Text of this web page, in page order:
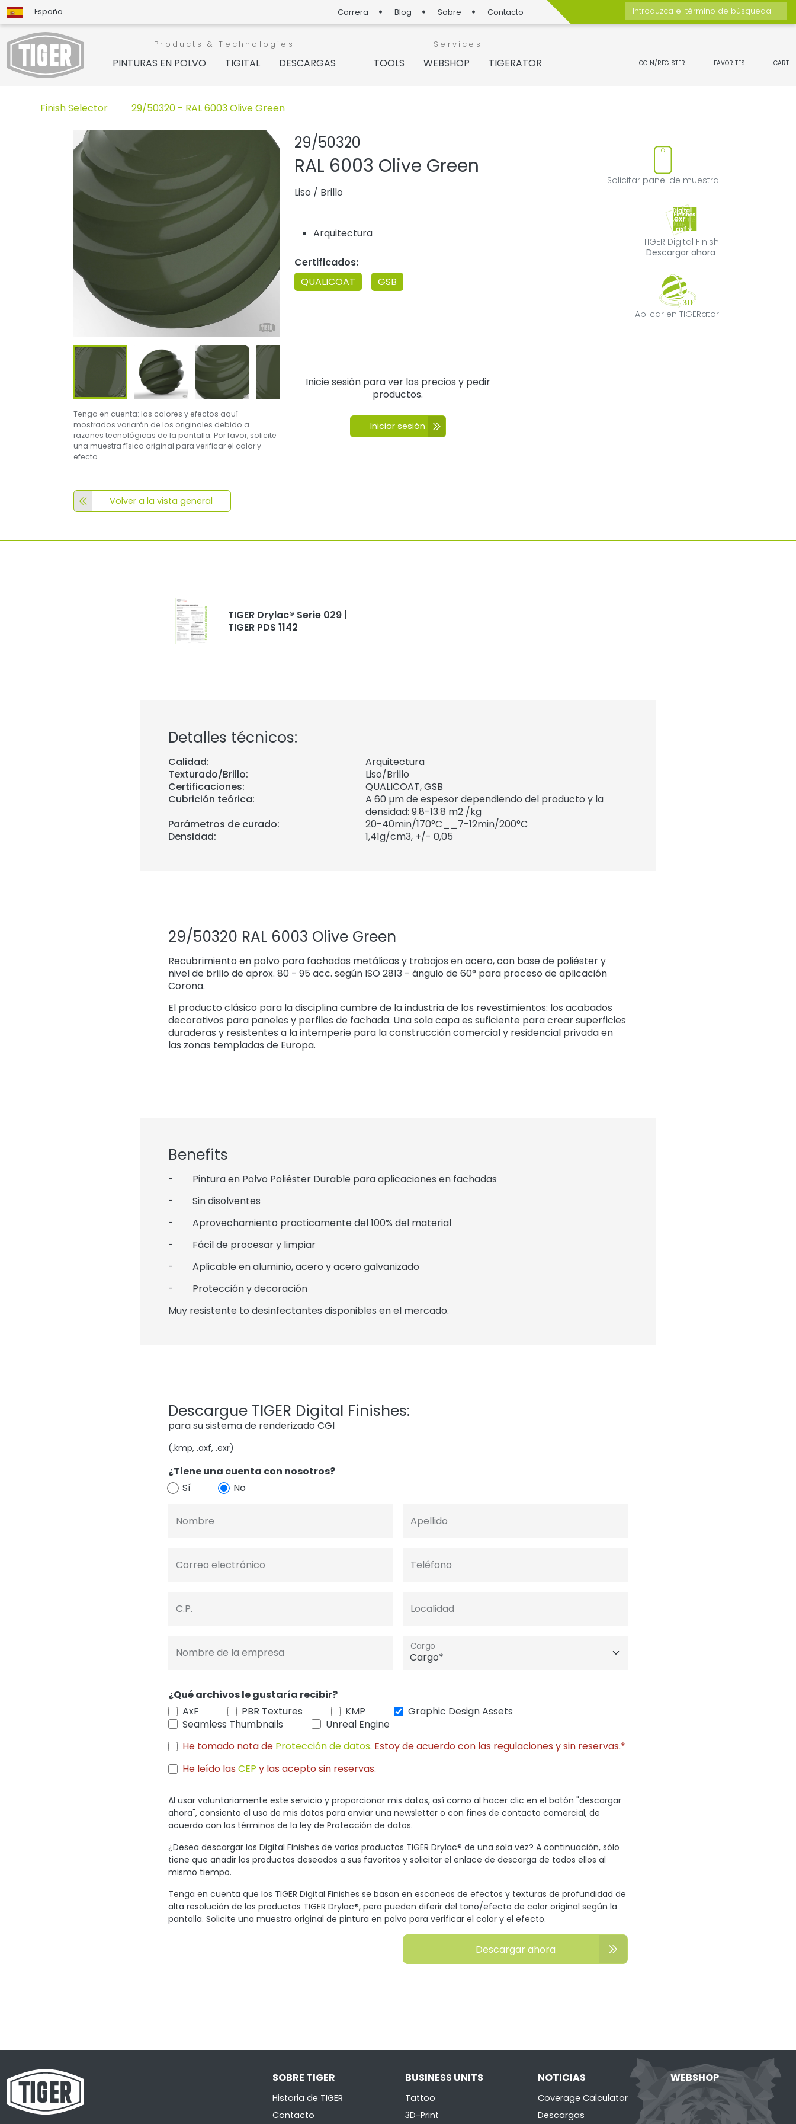
España Carrera Blog Sobre Contacto
Introduzca el término de búsqueda
Products & Technologies
PINTURAS EN POLVO TIGITAL DESCARGAS
Services
TOOLS WEBSHOP TIGERATOR LOGIN/REGISTER FAVORITES CART
Finish Selector 29/50320 - RAL 6003 Olive Green
Tenga en cuenta: los colores y efectos aquí
mostrados variarán de los originales debido a
razones tecnológicas de la pantalla. Por favor, solicite
una muestra física original para verificar el color y
efecto.
Volver a la vista general
29/50320
Agregar o quitar el producto de favoritos
RAL 6003 Olive Green
Liso / Brillo
Arquitectura
Certificados:
QUALICOAT
GSB
Solicitar panel de muestra
TIGER Digital Finish
Descargar ahora
Aplicar en TIGERator
Inicie sesión para ver los precios y pedir
productos.
Iniciar sesión
TIGER Drylac® Serie 029 |
TIGER PDS 1142
Detalles técnicos:
Calidad:
Arquitectura
Texturado/Brillo:
Liso/Brillo
Certificaciones:
QUALICOAT, GSB
Cubrición teórica:
A 60 µm de espesor dependiendo del producto y la
densidad: 9.8-13.8 m2 /kg
Parámetros de curado:
20-40min/170°C__7-12min/200°C
Densidad:
1,41g/cm3, +/- 0,05
29/50320 RAL 6003 Olive Green
Recubrimiento en polvo para fachadas metálicas y trabajos en acero, con base de poliéster y
nivel de brillo de aprox. 80 - 95 acc. según ISO 2813 - ángulo de 60° para proceso de aplicación
Corona.
El producto clásico para la disciplina cumbre de la industria de los revestimientos: los acabados
decorativos para paneles y perfiles de fachada. Una sola capa es suficiente para crear superficies
duraderas y resistentes a la intemperie para la construcción comercial y residencial privada en
las zonas templadas de Europa.
Benefits
- Pintura en Polvo Poliéster Durable para aplicaciones en fachadas
- Sin disolventes
- Aprovechamiento practicamente del 100% del material
- Fácil de procesar y limpiar
- Aplicable en aluminio, acero y acero galvanizado
- Protección y decoración
Muy resistente to desinfectantes disponibles en el mercado.
Descargue TIGER Digital Finishes:
para su sistema de renderizado CGI
(.kmp, .axf, .exr)
¿Tiene una cuenta con nosotros?
Sí
No
Nombre Apellido
Correo electrónico Teléfono
C.P. Localidad
Nombre de la empresa Cargo
¿Qué archivos le gustaría recibir?
AxF
PBR Textures KMP
Graphic Design Assets
Seamless Thumbnails
Unreal Engine
He tomado nota de Protección de datos. Estoy de acuerdo con las regulaciones y sin reservas.*
He leído las CEP y las acepto sin reservas.
Al usar voluntariamente este servicio y proporcionar mis datos, así como al hacer clic en el botón "descargar
ahora", consiento el uso de mis datos para enviar una newsletter o con fines de contacto comercial, de
acuerdo con los términos de la ley de Protección de datos.
¿Desea descargar los Digital Finishes de varios productos TIGER Drylac® de una sola vez? A continuación, sólo
tiene que añadir los productos deseados a sus favoritos y solicitar el enlace de descarga de todos ellos al
mismo tiempo.
Tenga en cuenta que los TIGER Digital Finishes se basan en escaneos de efectos y texturas de profundidad de
alta resolución de los productos TIGER Drylac®, pero pueden diferir del tono/efecto de color original según la
pantalla. Solicite una muestra original de pintura en polvo para verificar el color y el efecto.
Descargar ahora
SOBRE TIGER
Historia de TIGER
Contacto
BUSINESS UNITS
Tattoo
3D-Print
NOTICIAS
Coverage Calculator
Descargas
WEBSHOP